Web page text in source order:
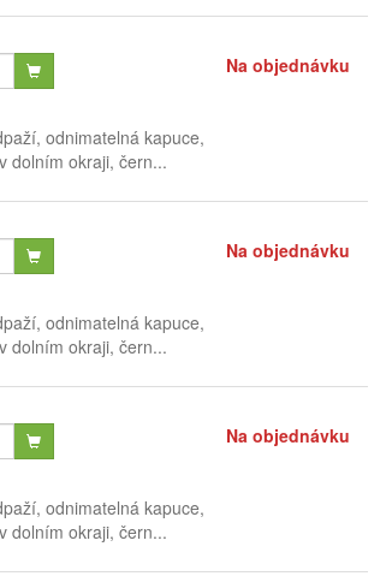
Na objednávku
odnimatelná kapuce,
dolním okraji, čern...
Na objednávku
odnimatelná kapuce,
dolním okraji, čern...
Na objednávku
odnimatelná kapuce,
dolním okraji, čern...